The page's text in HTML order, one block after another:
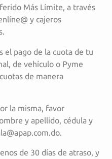
Más Límite, a través
y cajeros
el pago de la cuota de tu
de vehículo o Pyme
de manera
la misma, favor
y apellido, cédula y
de 30 días de atraso, y